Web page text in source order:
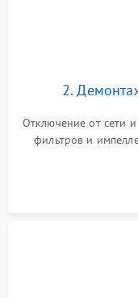
2.
Отключение от сети
фильтров и